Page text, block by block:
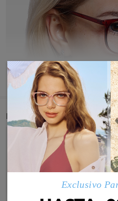
MOSTRAR
Detail
Exclusivo